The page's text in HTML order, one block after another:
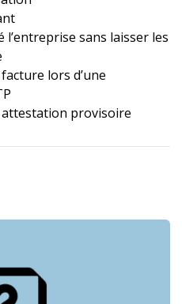
l’entreprise sans laisser les
lors d’une
provisoire